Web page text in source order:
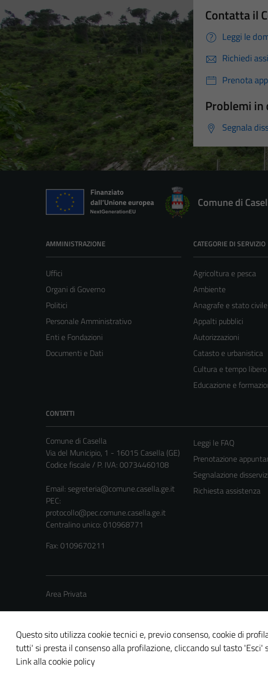
Contatta il
Leggi le
Richiedi
Prenota
Problemi
Segnala
Comune di
AMMINISTRAZIONE
Uffici
Organi di Governo
Politici
Personale Amministrativo
Enti e Fondazioni
Documenti e Dati
CATEGORIE DI SERVIZIO
Agricoltura e pesca
Ambiente
Anagrafe e stato civile
Appalti pubblici
Autorizzazioni
Catasto e urbanistica
Cultura e tempo libero
Educazione e
CONTATTI
Comune di Casella
Via del Municipio, 1 - 16015 Casella (GE)
Codice fiscale / P. IVA: 00734460108
Email: segreteria@comune.casella.ge.it
PEC:
protocollo@pec.comune.casella.ge.it
Centralino unico: 010968771
Fax: 0109670211
Leggi le FAQ
Prenotazione
Segnalazione
Richiesta assistenza
Area Privata
Credits: © Technical Design s.r.l.
Questo sito utilizza cookie tecnici e, previo consenso, cookie di
tutti' si presta il consenso alla profilazione, cliccando sul tasto
Link alla cookie policy